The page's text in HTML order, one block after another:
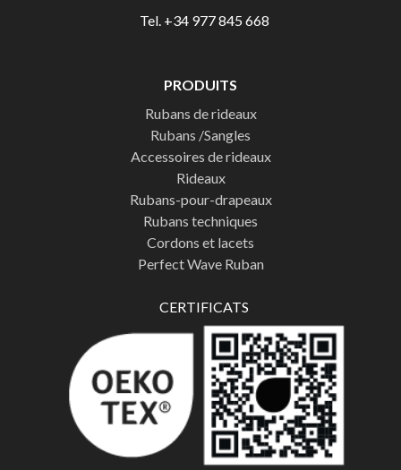
Tel. +34 977 845 668
PRODUITS
Rubans de rideaux
Rubans /Sangles
Accessoires de rideaux
Rideaux
Rubans-pour-drapeaux
Rubans techniques
Cordons et lacets
Perfect Wave Ruban
CERTIFICATS